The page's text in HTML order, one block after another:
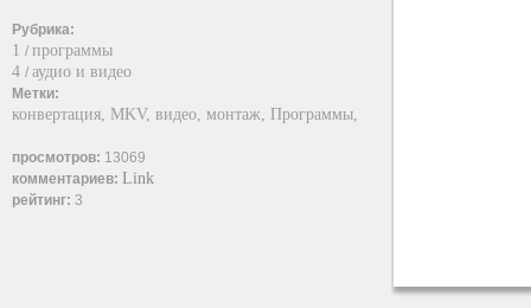
Рубрика:
1 / программы
4 / аудио и видео
Метки:
конвертация, MKV, видео, монтаж, Программы,
просмотров: 13069
комментариев: Link
рейтинг: 3